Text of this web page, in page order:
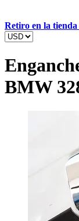
Retiro en la tienda
BMW